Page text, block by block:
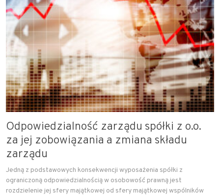
Odpowiedzialność zarządu spółki z o.o.
za jej zobowiązania a zmiana składu
zarządu
Jedną z podstawowych konsekwencji wyposażenia spółki z
ograniczoną odpowiedzialnością w osobowość prawną jest
rozdzielenie jej sfery majątkowej od sfery majątkowej wspólników